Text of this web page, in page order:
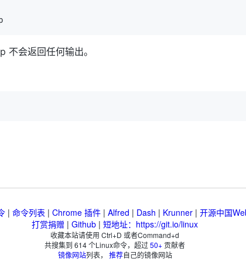
不会返回任何输出。
| 命令列表 | Chrome 插件| Alfred | Dash | Krunner| 开源中国
打赏捐赠 | Github | 短地址：https://git.io/linux
收藏本站请使用 Ctrl+D 或者Command+d
共搜集到 614个Linux命令，超过50+贡献者
镜像网站列表， 推荐自己的镜像网站